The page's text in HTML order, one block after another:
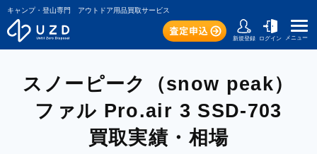
キャンプ・登山専門 アウトドア用品買取サービス
新規登録 ログイン メニュー
スノーピーク（snow peak）
ファル Pro.air 3 SSD-703
買取実績・相場